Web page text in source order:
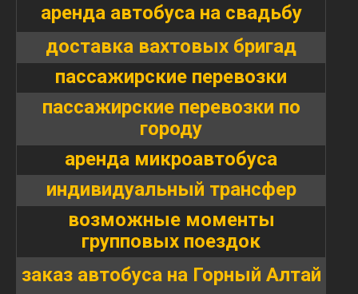
аренда автобуса на свадьбу
доставка вахтовых бригад
пассажирские перевозки
пассажирские перевозки по
городу
аренда микроавтобуса
индивидуальный трансфер
возможные моменты
групповых поездок
заказ автобуса на Горный Алтай